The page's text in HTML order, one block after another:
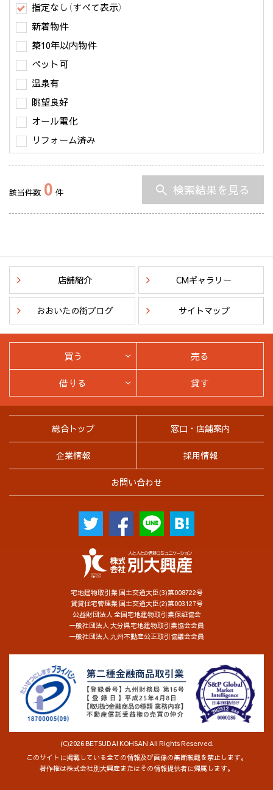
指定なし（すべて表示）
新着物件
築10年以内物件
ペット可
温泉有
眺望良好
オール電化
リフォーム済み
該当件数 0 件 検索結果を見る
店舗紹介 CMギャラリー
おおいたの街ブログ サイトマップ
宅地建物取引業 国土交通大臣(3)第008722号
賃貸住宅管理業 国土交通大臣(2)第003127号
公益財団法人 全国宅地建物取引業保証協会
一般社団法人 大分県宅地建物取引業協会会員
一般社団法人 九州不動産公正取引協議会会員
(C)2026 BETSUDAI KOHSAN All Rights Reserved.
このサイトに掲載している全ての情報及び画像の無断転載を禁止します。
著作権は株式会社別大興産またはその情報提供者に帰属します。
総合トップ 窓口・店舗案内
企業情報 採用情報
お問い合わせ
買う
売る
借りる
貸す